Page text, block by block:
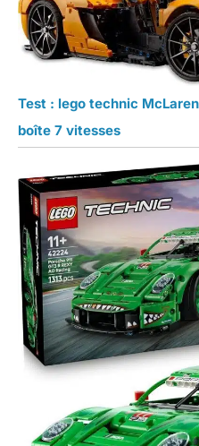
Test : lego technic
boîte 7 vitesses